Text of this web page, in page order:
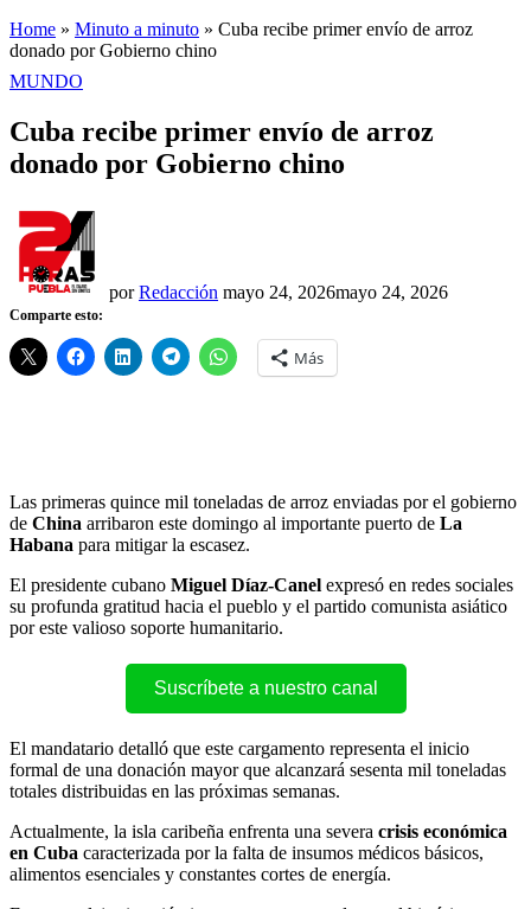
Home » Minuto a minuto » Cuba recibe primer envío de arroz
donado por Gobierno chino
PUBLICADO
MUNDO
Cuba recibe primer envío de arroz
donado por Gobierno chino
por Redacción mayo 24, 2026mayo 24, 2026
Comparte esto:
Más
Las primeras quince mil toneladas de arroz enviadas por el gobierno
de China arribaron este domingo al importante puerto de La
Habana para mitigar la escasez.
El presidente cubano Miguel Díaz-Canel expresó en redes sociales
su profunda gratitud hacia el pueblo y el partido comunista asiático
por este valioso soporte humanitario.
Suscríbete a nuestro canal
El mandatario detalló que este cargamento representa el inicio
formal de una donación mayor que alcanzará sesenta mil toneladas
totales distribuidas en las próximas semanas.
Actualmente, la isla caribeña enfrenta una severa crisis económica
en Cuba caracterizada por la falta de insumos médicos básicos,
alimentos esenciales y constantes cortes de energía.